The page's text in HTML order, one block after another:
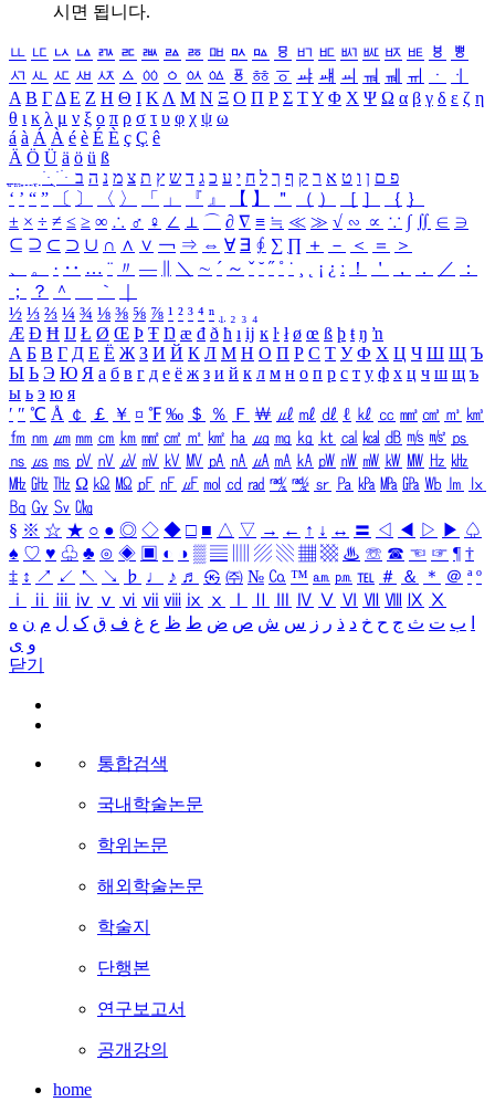
시면 됩니다.
ㅥ ㅦ ㅧ ㅨ ㅩ ㅪ ㅫ ㅬ ㅭ ㅮ ㅯ ㅰ ㅱ ㅲ ㅳ ㅴ ㅵ ㅶ ㅷ ㅸ
ㅹ
ㅺ ㅻ ㅼ ㅽ ㅾ ㅿ ㆀ ㆁ ㆂ ㆃ ㆄ ㆅ ㆆ ㆇ ㆈ ㆉ ㆊ ㆋ ㆌ ㆍ
ㆎ
Α Β ΓΔ Ε Ζ Η Θ Ι ΚΛ Μ Ν Ξ Ο Π Ρ Σ ΤΥ Φ Χ Ψ Ω α β γ δ ε ζ η
θ ι κ λ μ ν ξ ο π ρ σ τ υ φ χ ψ ω
á à Á À é è É È ç Ç ê
Ä Ö Ü ä ö ü ß
ִֶֹ ֻּ ׁׂ פ ם ן ו ט א ר ק ף ך ל ח י ע כ ג ד ש ץ ת צ מ נ ה ב
‘ ’ “ ” 〔 〕 〈 〉 「 」 『 』 【 】 ＂ （ ） ［ ］ ｛ ｝
± × ÷ ≠ ≤ ≥ ∞ ∴ ♂ ♀ ∠ ⊥ ⌒ ∂ ∇ ≡ ≒ ≪ ≫ √ ∽ ∝ ∵ ∫ ∬ ∈ ∋
⊆ ⊇ ⊂ ⊃ ∪ ∩ ∧ ∨ ￢ ⇒ ⇔ ∀ ∃ ∮ ∑ ∏ ＋ － ＜ ＝
＞
、
。 · ‥ … ¨ 〃 ― ＼ ∼ ´ ～ ˇ ˘ ˝ ˚ ˙ ¸ ¡ ¿ ː ！ ＇ ， ． ／
：
；
？ ＾ ｀
½ ⅓ ⅔ ¼ ¾ ⅛ ⅜ ⅝ ⅞ ¹ ² ³ ⁴ ⁿ ₁ ₂ ₃ ₄
Æ Ð Ħ Ĳ Ł Ø Œ Þ Ŧ Ŋ æ đ ð ħ ı ĳ ĸ ŀ ł ø œ ß þ ŧ ŋ ŉ
А Б В Г Д Е Ё Ж З И Й К Л М Н О П Р С Т У Ф Х Ц Ч Ш Щ Ъ
Ы Ь Э Ю Я а б в г д е ё ж з и й к л м н о п р с т у ф х ц ч ш щ ъ
ы ь э ю я
′ ″ ℃ Å ￠ ￡ ￥ ¤ ℉ ‰ ＄ ％ Ｆ ￦ ㎕ ㎖ ㎗ ℓ ㎘ ㏄ ㎣ ㎤ ㎥ ㎦
㎙ ㎚ ㎛ ㎜ ㎝ ㎞ ㎟ ㎠ ㎡ ㎢ ㏊ ㎍ ㎎ ㎏ ㏏ ㎈ ㎉ ㏈ ㎧ ㎨ ㎰
㎱ ㎲ ㎳ ㎴ ㎵ ㎶ ㎷ ㎸ ㎹ ㎀ ㎁ ㎂ ㎃ ㎄ ㎺ ㎻ ㎽ ㎾ ㎿ ㎐ ㎑
㎒ ㎓ ㎔ Ω ㏀ ㏁ ㎊ ㎋ ㎌ ㏖ ㏅ ㎭ ㎮ ㎯ ㏛ ㎩ ㎪ ㎫ ㎬ ㏝ ㏐
㏓
㏃ ㏉ ㏜ ㏆
§ ※ ☆ ★ ○ ● ◎ ◇ ◆ □ ■ △ ▽ → ← ↑ ↓ ↔ 〓 ◁ ◀ ▷ ▶ ♤
♠ ♡ ♥ ♧ ♣ ⊙ ◈ ▣ ◐ ◑ ▒ ▤ ▨ ▧ ▦ ▩ ♨ ☏ ☎ ☜ ☞ ¶ †
‡ ↕ ↗ ↙ ↖ ↘ ♭ ♩ ♪ ♬ ㉿ ㈜ № ㏇ ™ ㏂ ㏘ ℡ ＃ ＆ ＊ ＠ ª º
ⅰ
ⅱ ⅲ ⅳ ⅴ ⅵ ⅶ ⅷ ⅸ ⅹ Ⅳ Ⅴ Ⅵ Ⅶ Ⅷ Ⅸ Ⅹ
ب ت ث ج ح خ د ذ ر ز س ش ص ض ط ظ ع غ ف ق ک ل م ن ه
و ی
닫기
통합검색
국내학술논문
학위논문
해외학술논문
학술지
단행본
연구보고서
공개강의
home